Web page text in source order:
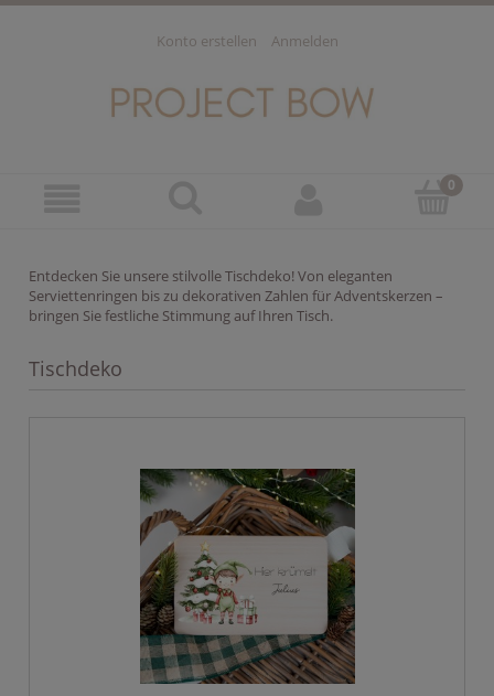
Konto erstellen Anmelden
Entdecken Sie unsere stilvolle Tischdeko! Von eleganten
Serviettenringen bis zu dekorativen Zahlen für Adventskerzen –
bringen Sie festliche Stimmung auf Ihren Tisch.
Tischdeko